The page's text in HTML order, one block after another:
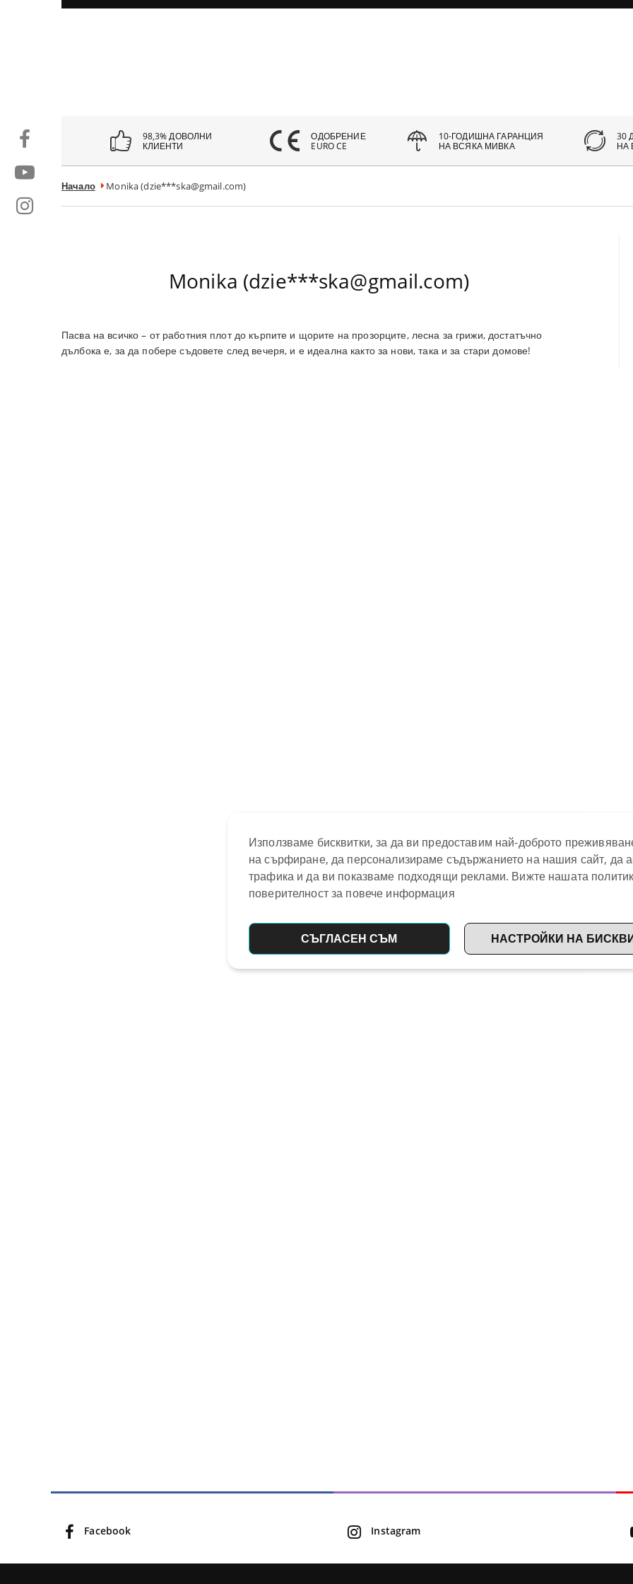
98,3% ДОВОЛНИ
КЛИЕНТИ
ОДОБРЕНИЕ
EURO CE
10-ГОДИШНА ГАРАНЦИЯ
НА ВСЯКА МИВКА
30
НА
Начало Monika (dzie***ska@gmail.com)
Monika (dzie***ska@gmail.com)
Пасва на всичко – от работния плот до кърпите и щорите на прозорците, лесна за грижи, достатъчно
дълбока е, за да побере съдовете след вечеря, и е идеална както за нови, така и за стари домове!
Facebook Instagram
Използваме бисквитки, за да ви предоставим най-доброто
на сърфиране, да персонализираме съдържанието на нашия сайт, да
трафика и да ви показваме подходящи реклами. Вижте нашата
поверителност за повече информация
СЪГЛАСЕН СЪМ НАСТРОЙКИ НА